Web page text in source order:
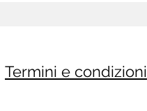
Termini e condizioni